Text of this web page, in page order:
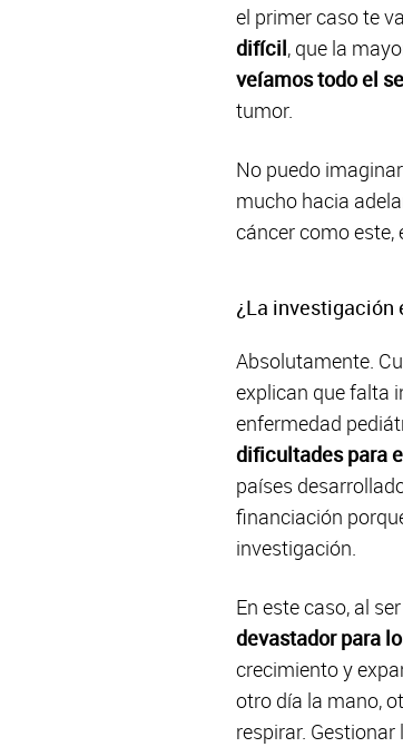
el primer caso te
difícil, que la
veíamos todo el
tumor.
No puedo
mucho hacia
cáncer como este,
¿La investigación
Absolutamente.
explican que falta
enfermedad
dificultades para
países
financiación
investigación.
En este caso, al
devastador para
crecimiento y
otro día la mano,
respirar.